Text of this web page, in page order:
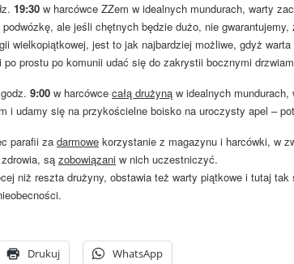
19:30 w harcówce ZZem w idealnych mundurach, warty
ale jeśli chętnych będzie dużo, nie gwarantujemy,
wielkopiątkowej, jest to jak najbardziej możliwe, gdyż
prostu po komunii udać się do zakrystii bocznymi
9:00 w harcówce całą drużyną w idealnych
i udamy się na przykościelne boisko na uroczysty apel –
parafii za darmowe korzystanie z magazynu i harcówki, w
są zobowiązani w nich uczestniczyć.
niż reszta drużyny, obstawia też warty piątkowe i tutaj tak
Drukuj WhatsApp